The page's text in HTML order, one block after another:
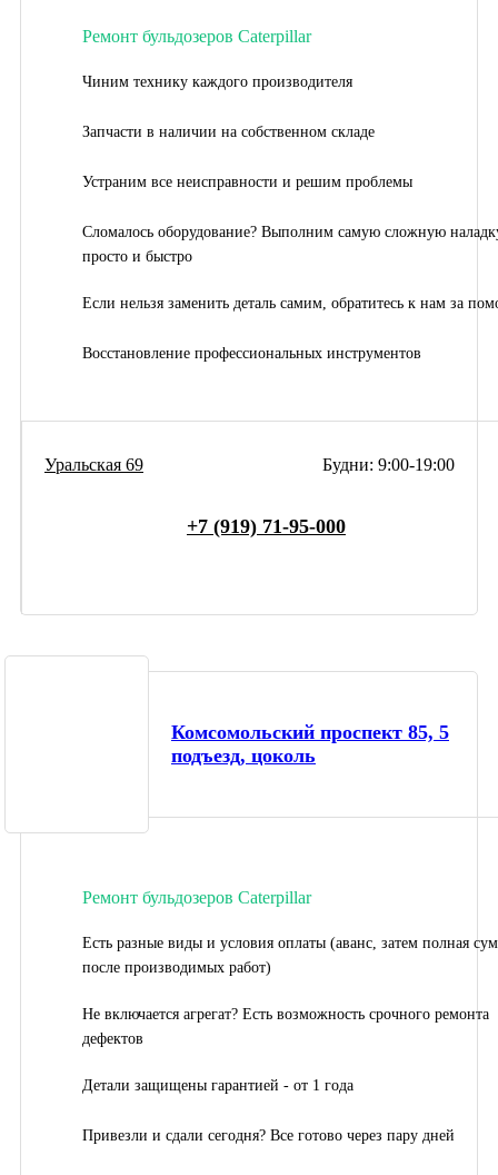
Ремонт бульдозеров Caterpillar
Чиним технику каждого производителя
Запчасти в наличии на собственном складе
Устраним все неисправности и решим проблемы
Сломалось оборудование? Выполним самую сложную
просто и быстро
Если нельзя заменить деталь самим, обратитесь к нам за
Восстановление профессиональных инструментов
Будни: 9:00-19:00
Уральская 69
+7 (919) 71-95-000
Комсомольский проспект 85, 5
подъезд, цоколь
Ремонт бульдозеров Caterpillar
Есть разные виды и условия оплаты (аванс, затем полная
после производимых работ)
Не включается агрегат? Есть возможность срочного ремонта
дефектов
Детали защищены гарантией - от 1 года
Привезли и сдали сегодня? Все готово через пару дней